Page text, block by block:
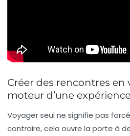
Créer des rencontres en
moteur d’une
Voyager seul ne signifie pas
contraire, cela ouvre la porte à